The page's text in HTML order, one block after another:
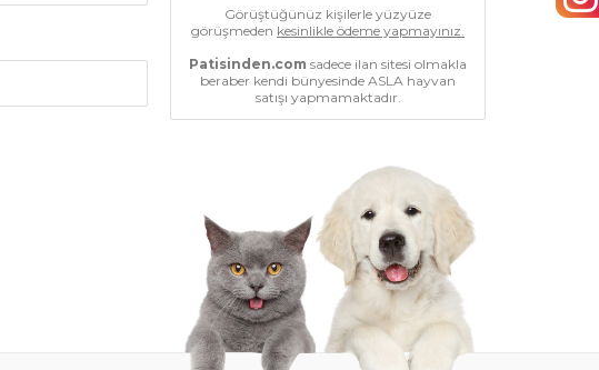
Görüştüğünüz kişilerle yüzyüze
görüşmeden kesinlikle ödeme yapmayınız.
Patisinden.com sadece ilan sitesi olmakla
beraber kendi bünyesinde ASLA hayvan
satışı yapmamaktadır.